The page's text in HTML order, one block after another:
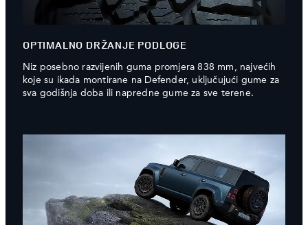
OPTIMALNO DRŽANJE PODLOGE
Niz posebno razvijenih guma promjera 838 mm, najvećih
koje su ikada montirane na Defender, uključujući gume za
sva godišnja doba ili napredne gume za sve terene.